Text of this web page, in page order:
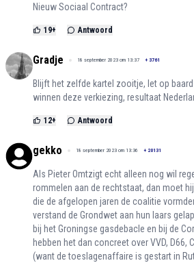
Nieuw Sociaal Contract?
19+ Antwoord
Gradje 18 september 2023 om 13:37 + 3761
Blijft het zelfde kartel zooitje, let op
winnen deze verkiezing, resultaat
12+ Antwoord
gekko 18 september 2023 om 13:36 + 20131
Als Pieter Omtzigt echt alleen nog wil
rommelen aan de rechtstaat, dan moet
die de afgelopen jaren de coalitie
verstand de Grondwet aan hun laars
bij het Groningse gasdebacle en bij de
hebben het dan concreet over VVD, D66,
(want de toeslagenaffaire is gestart in